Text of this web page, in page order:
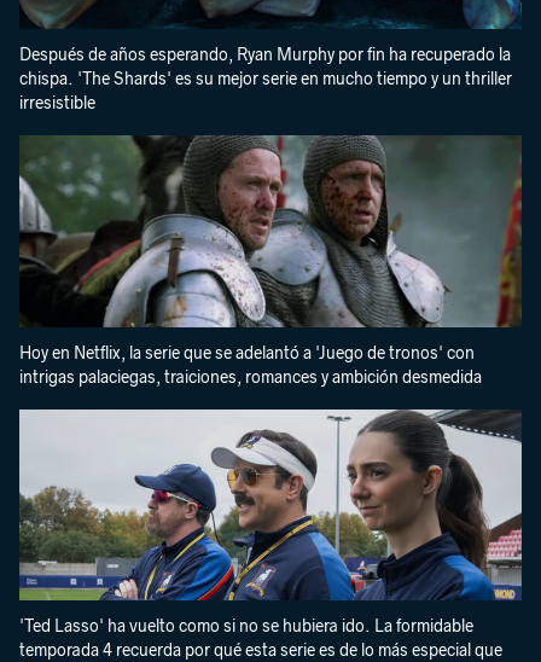
Después de años esperando, Ryan Murphy por fin ha recuperado la
chispa. 'The Shards' es su mejor serie en mucho tiempo y un thriller
irresistible
Hoy en Netflix, la serie que se adelantó a 'Juego de tronos' con
intrigas palaciegas, traiciones, romances y ambición desmedida
'Ted Lasso' ha vuelto como si no se hubiera ido. La formidable
temporada 4 recuerda por qué esta serie es de lo más especial que